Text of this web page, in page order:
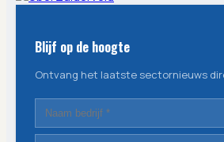
Blijf op de hoogte
Ontvang het laatste sectornieuws